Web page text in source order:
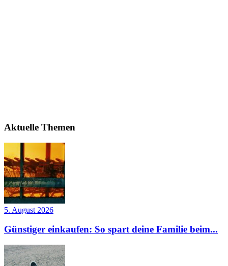
Aktuelle Themen
5. August 2026
Günstiger einkaufen: So spart deine Familie beim...